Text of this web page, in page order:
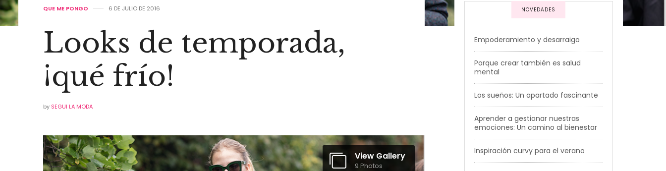
QUE ME PONGO 6 DE JULIO DE 2016
Looks de temporada,
¡qué frío!
by SEGUI LA MODA
View Gallery
9 Photos
NOVEDADES
Empoderamiento y desarraigo
Porque crear también es salud
mental
Los sueños: Un apartado fascinante
Aprender a gestionar nuestras
emociones: Un camino al bienestar
Inspiración curvy para el verano